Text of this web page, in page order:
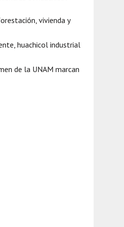
vivienda y
huachicol industrial
de la UNAM marcan